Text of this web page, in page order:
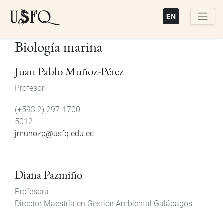
Biología marina
Juan Pablo Muñoz-Pérez
Profesor
(+593 2) 297-1700
5012
jmunozp@usfq.edu.ec
Diana Pazmiño
Profesora
Director Maestría en Gestión Ambiental Galápagos